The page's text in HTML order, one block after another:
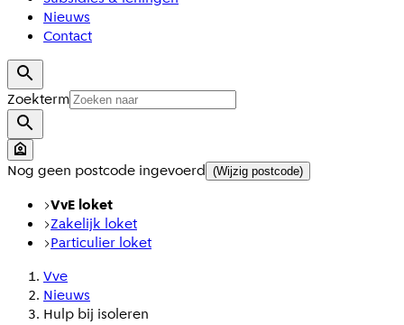
Nieuws
Contact
Zoekterm
Nog geen postcode ingevoerd (Wijzig postcode)
VvE loket
Zakelijk loket
Particulier loket
Vve
Nieuws
Hulp bij isoleren